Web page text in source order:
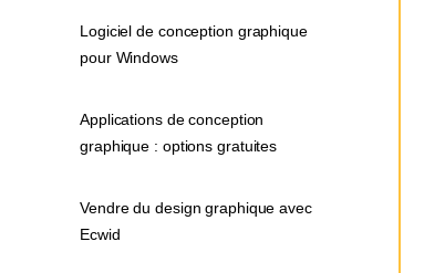
Logiciel de conception graphique
pour Windows
Applications de conception
graphique : options gratuites
Vendre du design graphique avec
Ecwid